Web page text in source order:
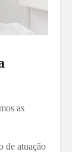
as
de atuação